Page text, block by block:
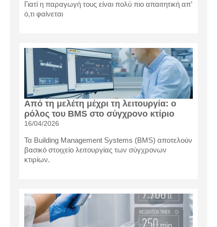
Γιατί η παραγωγή τους είναι πολύ πιο απαιτητική απ’
ό,τι φαίνεται
Από τη μελέτη μέχρι τη λειτουργία: ο
ρόλος του BMS στο σύγχρονο κτίριο
16/04/2026
Τα Building Management Systems (BMS) αποτελούν
βασικό στοιχείο λειτουργίας των σύγχρονων
κτιρίων.